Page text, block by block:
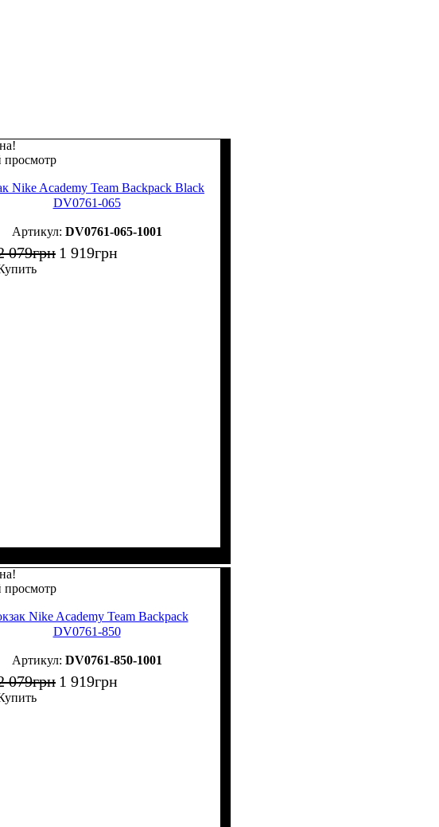
Nike Academy Team Backpack Black
DV0761-065
DV0761-065-1001
079грн 1 919грн
Nike Academy Team Backpack
DV0761-850
DV0761-850-1001
079грн 1 919грн